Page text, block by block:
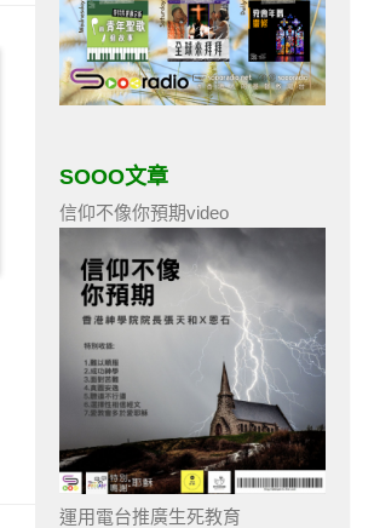
SOOO文章
信仰不像你預期video
運用電台推廣生死教育